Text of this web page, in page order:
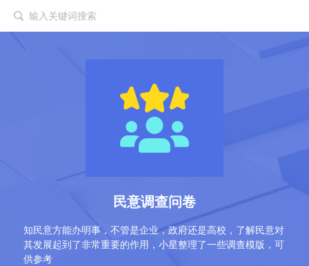
输入关键词搜索
民意调查问卷
知民意方能办明事，不管是企业，政府还是高校，了解民意对
其发展起到了非常重要的作用，小星整理了一些调查模版，可
供参考